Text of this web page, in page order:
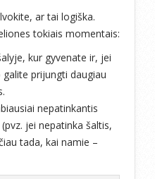
ar tai logiška.
tokiais momentais:
kur gyvenate ir, jei
prijungti daugiau
nepatinkantis
jei nepatinka šaltis,
tada, kai namie –